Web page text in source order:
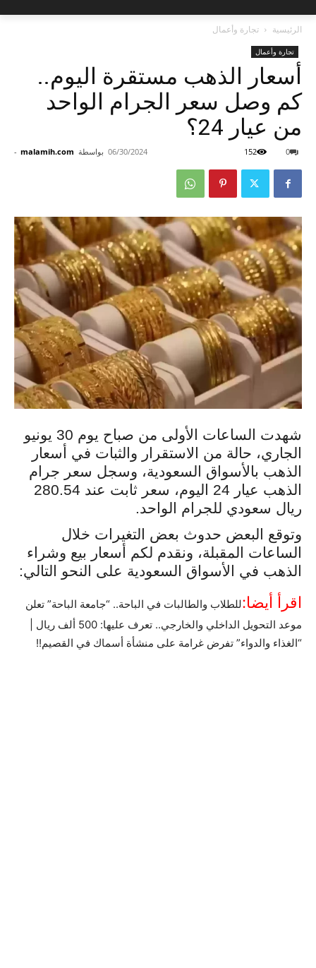
الرئيسية تجارة وأعمال
تجارة وأعمال
أسعار الذهب مستقرة اليوم..
كم وصل سعر الجرام الواحد
من عيار 24؟
بواسطة malamih.com
- 06/30/2024 0
152
شهدت الساعات الأولى من صباح يوم 30 يونيو
الجاري، حالة من الاستقرار والثبات في أسعار
الذهب بالأسواق السعودية، وسجل سعر جرام
الذهب عيار 24 اليوم، سعر ثابت عند 280.54
ريال سعودي للجرام الواحد.
وتوقع البعض حدوث بعض التغيرات خلال
الساعات المقبلة، ونقدم لكم أسعار بيع وشراء
الذهب في الأسواق السعودية على النحو التالي:
اقرأ أيضا:للطلاب والطالبات في الباحة.. “جامعة الباحة” تعلن
موعد التحويل الداخلي والخارجي.. تعرف عليها: 500 ألف ريال |
“الغذاء والدواء” تفرض غرامة على منشأة أسماك في القصيم!!